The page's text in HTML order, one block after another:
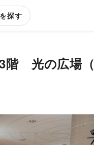
探す
階 光の広場